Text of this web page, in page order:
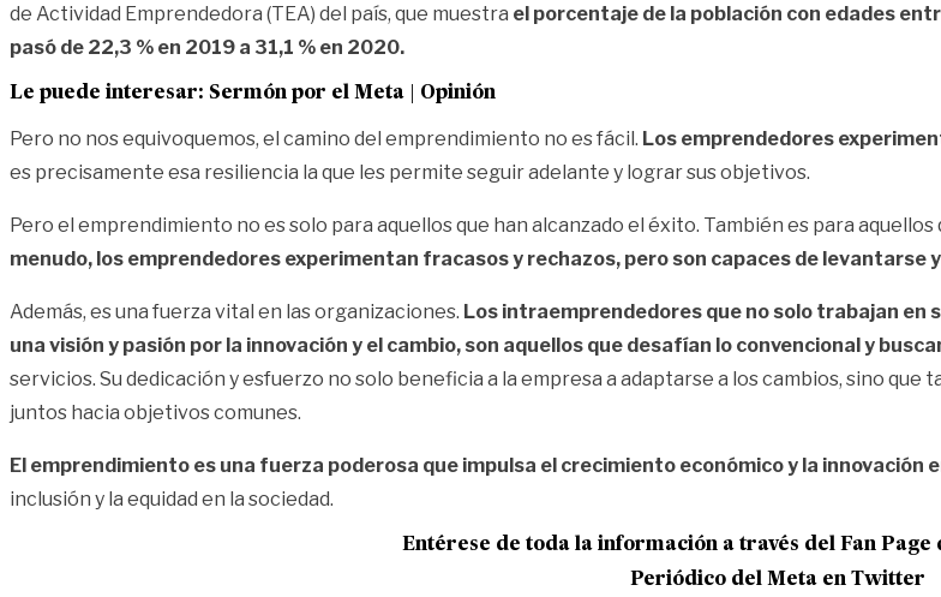
de Actividad Emprendedora (TEA) del país, que muestra el porcentaje de la población con edades
pasó de 22,3 % en 2019 a 31,1 % en 2020.
Le puede interesar: Sermón por el Meta | Opinión
Pero no nos equivoquemos, el camino del emprendimiento no es fácil. Los emprendedores
es precisamente esa resiliencia la que les permite seguir adelante y lograr sus objetivos.
Pero el emprendimiento no es solo para aquellos que han alcanzado el éxito. También es para
menudo, los emprendedores experimentan fracasos y rechazos, pero son capaces de
Además, es una fuerza vital en las organizaciones. Los intraemprendedores que no solo trabajan
una visión y pasión por la innovación y el cambio, son aquellos que desafían lo convencional y
servicios. Su dedicación y esfuerzo no solo beneficia a la empresa a adaptarse a los cambios, sino
juntos hacia objetivos comunes.
El emprendimiento es una fuerza poderosa que impulsa el crecimiento económico y la innovación
inclusión y la equidad en la sociedad.
Entérese de toda la información a través del Fan Page
Periódico del Meta en Twitter